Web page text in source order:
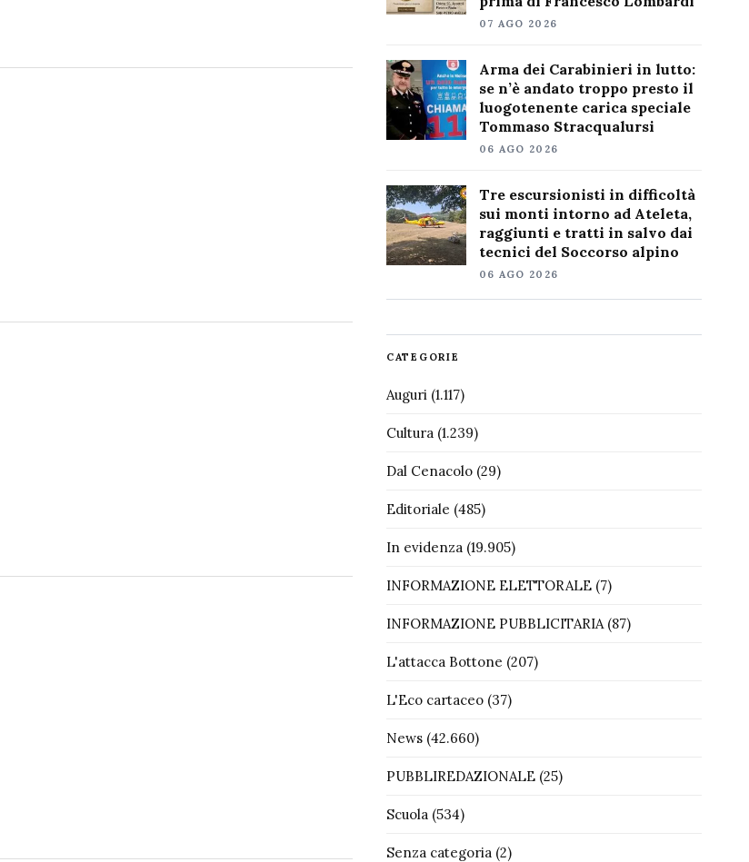
07 AGO 2026
Arma dei Carabinieri in lutto:
se n’è andato troppo presto il
luogotenente carica speciale
Tommaso Stracqualursi
06 AGO 2026
Tre escursionisti in difficoltà
sui monti intorno ad Ateleta,
raggiunti e tratti in salvo dai
tecnici del Soccorso alpino
06 AGO 2026
CATEGORIE
Auguri(1.117)
Cultura(1.239)
Dal Cenacolo(29)
Editoriale (485)
In evidenza(19.905)
INFORMAZIONE ELETTORALE(7)
INFORMAZIONE PUBBLICITARIA(87)
L'attacca Bottone (207)
L'Eco cartaceo(37)
News(42.660)
PUBBLIREDAZIONALE(25)
Scuola(534)
Senza categoria(2)